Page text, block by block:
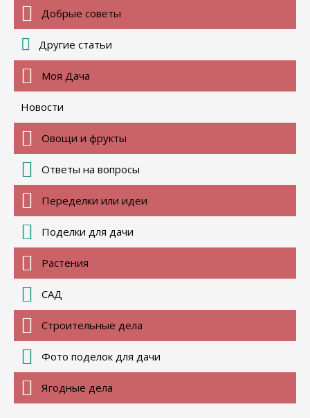
Добрые советы
Другие статьи
Моя Дача
Новости
Овощи и фрукты
Ответы на вопросы
Переделки или идеи
Поделки для дачи
Растения
САД
Строительные дела
Фото поделок для дачи
Ягодные дела